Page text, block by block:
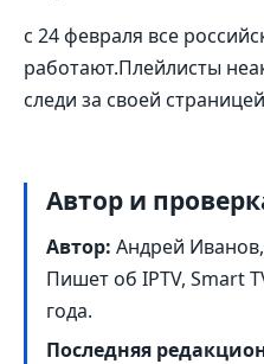
с 24 февраля все
работают.Плейлисты
следи за своей
Автор и
Автор: Андрей Иванов,
Пишет об IPTV, Smart
года.
Последняя